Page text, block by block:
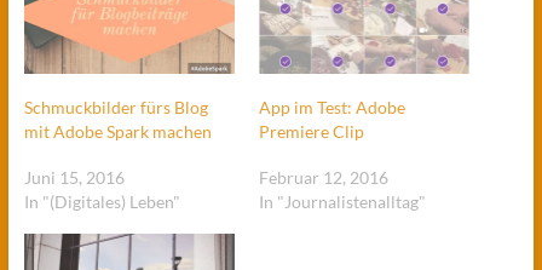
Schmuckbilder fürs Blog
mit Adobe Spark machen
Juni 15, 2016
In "(Digitales) Leben"
App im Test: Adobe
Premiere Clip
Februar 12, 2016
In "Journalistenalltag"